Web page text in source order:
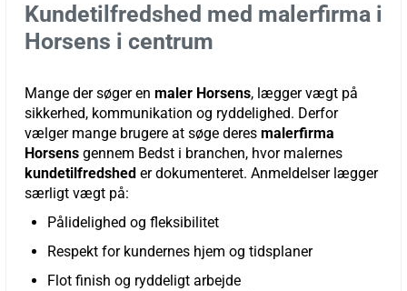
Kundetilfredshed med malerfirma i
Horsens i centrum
Mange der søger en maler Horsens, lægger vægt på
sikkerhed, kommunikation og ryddelighed. Derfor
vælger mange brugere at søge deres malerfirma
Horsens gennem Bedst i branchen, hvor malernes
kundetilfredshed er dokumenteret. Anmeldelser lægger
særligt vægt på:
Pålidelighed og fleksibilitet
Respekt for kundernes hjem og tidsplaner
Flot finish og ryddeligt arbejde